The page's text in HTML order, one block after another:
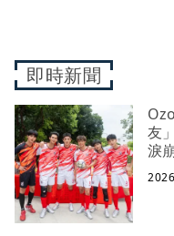
即時新聞
友
淚